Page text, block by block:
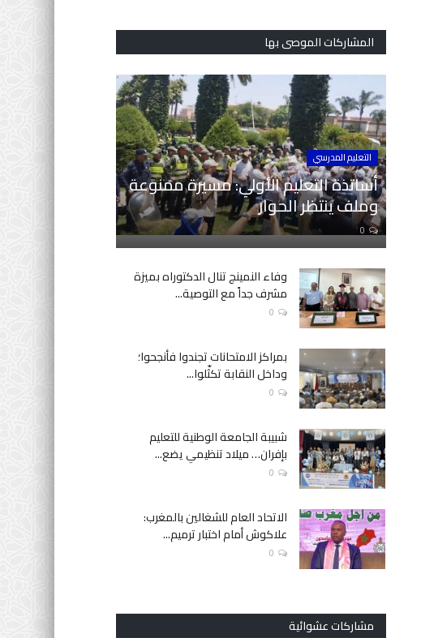
المشاركات الموصى بها
التعليم المدرسي
أساتذة التعليم الأولي: مسيرة ممنوعة
وملف ينتظر الحوار
0
وفاء النمينج تنال الدكتوراه بميزة
مشرف جداً مع التوصية...
0
بمراكز الامتحانات تجندوا فأنجحوا؛
وداخل النقابة تكثّلوا...
0
شبيبة الجامعة الوطنية للتعليم
بإفران… ميلاد تنظيمي يضع...
0
الاتحاد العام للشغالين بالمغرب:
علاكوش أمام اختبار ترميم...
0
مشاركات عشوائية